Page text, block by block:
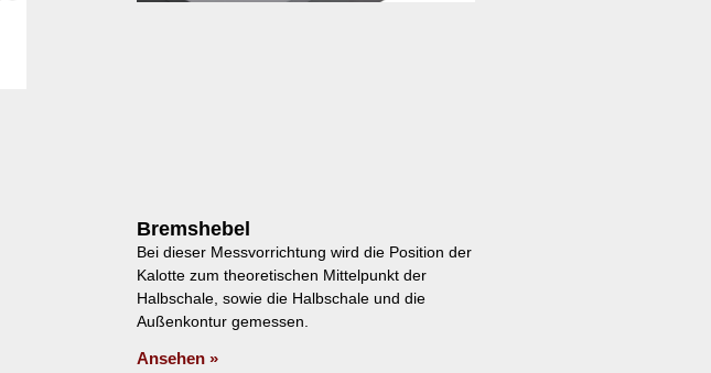
Bremshebel
Bei dieser Messvorrichtung wird die Position der
Kalotte zum theoretischen Mittelpunkt der
Halbschale, sowie die Halbschale und die
Außenkontur gemessen.
Ansehen »